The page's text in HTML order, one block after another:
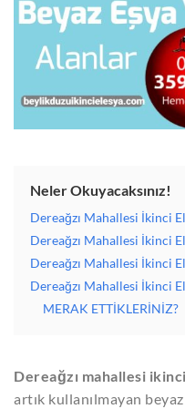
Neler Okuyacaksınız!
Dereağzı Mahallesi İkinci
Dereağzı Mahallesi İkinci
Dereağzı Mahallesi İkinci
Dereağzı Mahallesi İkinci
MERAK ETTİKLERİNİZ?
Dereağzı mahallesi
artık kullanılmayan